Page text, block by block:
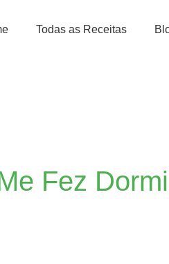
Todas as Receitas
Fez